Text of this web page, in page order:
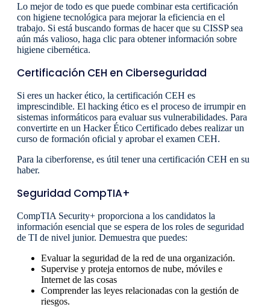
Lo mejor de todo es que puede combinar esta certificación
con higiene tecnológica para mejorar la eficiencia en el
trabajo. Si está buscando formas de hacer que su CISSP sea
aún más valioso, haga clic para obtener información sobre
higiene cibernética.
Certificación CEH en Ciberseguridad
Si eres un hacker ético, la certificación CEH es
imprescindible. El hacking ético es el proceso de irrumpir en
sistemas informáticos para evaluar sus vulnerabilidades. Para
convertirte en un Hacker Ético Certificado debes realizar un
curso de formación oficial y aprobar el examen CEH.
Para la ciberforense, es útil tener una certificación CEH en su
haber.
Seguridad CompTIA+
CompTIA Security+ proporciona a los candidatos la
información esencial que se espera de los roles de seguridad
de TI de nivel junior. Demuestra que puedes:
Evaluar la seguridad de la red de una organización.
Supervise y proteja entornos de nube, móviles e
Internet de las cosas
Comprender las leyes relacionadas con la gestión de
riesgos.